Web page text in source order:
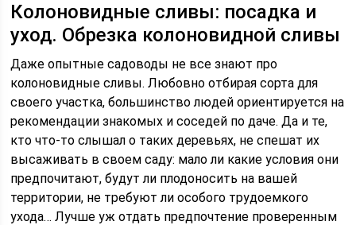
Колоновидные сливы: посадка и
уход. Обрезка колоновидной сливы
Даже опытные садоводы не все знают про
колоновидные сливы. Любовно отбирая сорта для
своего участка, большинство людей ориентируется на
рекомендации знакомых и соседей по даче. Да и те,
кто что-то слышал о таких деревьях, не спешат их
высаживать в своем саду: мало ли какие условия они
предпочитают, будут ли плодоносить на вашей
территории, не требуют ли особого трудоемкого
ухода… Лучше уж отдать предпочтение проверенным